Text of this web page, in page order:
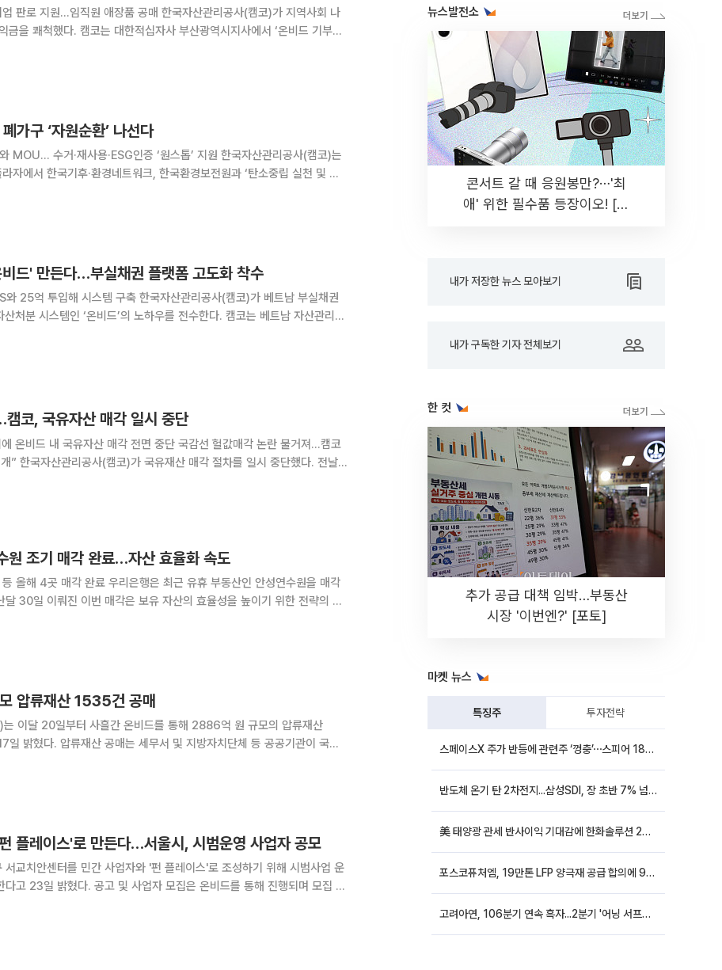
원 애장품 공매 한국자산관리공사(캠코)가 지역사회 나
부산광역시지사에서 ‘온비드 기부공
비드 기부공매는 2012년부터 이어온 캠코의 대표적
가구 ‘자원순환’ 나선다
거·재사용·ESG인증 ‘원스톱’ 지원 한국자산관리공사(캠코)는
자에서 한국기후·환경네트워크, 한국환경보전원과 ‘탄소중립 실천 및 자
·환경네트워크의 시스템을 연계해 온비드
드' 만든다…부실채권 플랫폼 고도화 착수
템 구축 한국자산관리공사(캠코)가 베트남 부실채권
템인 ‘온비드’의 노하우를 전수한다. 캠코는 베트남 자산관리공
국제협력단(KOICA) 무상원조사업
코, 국유자산 매각 일시 중단
에 온비드 내 국유자산 매각 전면 중단 국감선 헐값매각 논란 불거져…캠코
했다. 전날
원 조기 매각 완료…자산 효율화 속도
은행은 최근 유휴 부동산인 안성연수원을 매각
△당산동지점 △도농운동장 △안성연수원
압류재산 1535건 공매
는 이달 20일부터 사흘간 온비드를 통해 2886억 원 규모의 압류재산
자치단체 등 공공기관이 국세,
귀금속, 유가증권 등 압류 가능한
플레이스'로 만든다…서울시, 시범운영 사업자 공모
서교치안센터를 민간 사업자와 '펀 플레이스'로 조성하기 위해 시범사업 운
자 모집은 온비드를 통해 진행되며 모집 기
자는 28일 현장설명회에 참가해 내부
뉴스발전소
콘서트 갈 때 응원봉만?⋯'최
애' 위한 필수품 등장이오! [솔
내가 저장한 뉴스 모아보기
내가 구독한 기자 전체보기
한 컷
추가 공급 대책 임박…부동산
시장 '이번엔?' [포토]
마켓 뉴스
특징주 투자전략
스페이스X 주가 반등에 관련주 ‘껑충’⋯스피어 18%ㆍ에이치브이엠 12%↑
반도체 온기 탄 2차전지...삼성SDI, 장 초반 7% 넘게 껑충
美 태양광 관세 반사이익 기대감에 한화솔루션 20%대·OCI홀딩스 14%대 급등
포스코퓨처엠, 19만톤 LFP 양극재 공급 합의에 9%대 강세
고려아연, 106분기 연속 흑자...2분기 '어닝 서프라이즈'에 장 초반 12%대 강세